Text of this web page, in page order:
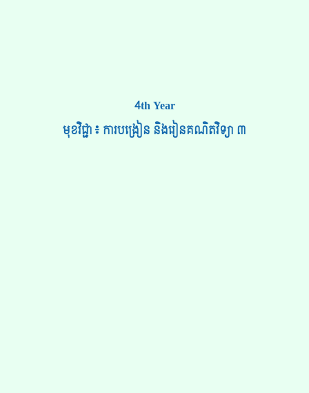
4th Year
មុខវិជ្ជា៖ ការបង្រៀន និងរៀនគណិតវិទ្យា ៣